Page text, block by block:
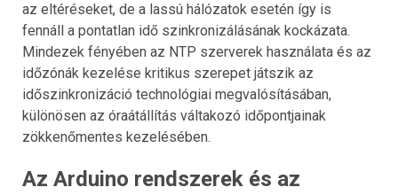
az eltéréseket, de a lassú hálózatok esetén így is
fennáll a pontatlan idő szinkronizálásának kockázata.
Mindezek fényében az NTP szerverek használata és az
időzónák kezelése kritikus szerepet játszik az
időszinkronizáció technológiai megvalósításában,
különösen az óraátállítás váltakozó időpontjainak
zökkenőmentes kezelésében.
Az Arduino rendszerek és az